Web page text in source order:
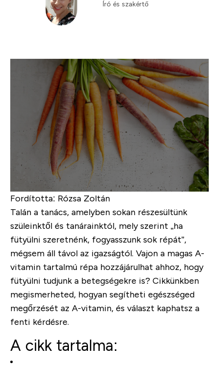
Író és szakértő
Fordította: Rózsa Zoltán
Talán a tanács, amelyben sokan részesültünk
szüleinktől és tanárainktól, mely szerint „ha
fütyülni szeretnénk, fogyasszunk sok répát”,
mégsem áll távol az igazságtól. Vajon a magas A-
vitamin tartalmú répa hozzájárulhat ahhoz, hogy
fütyülni tudjunk a betegségekre is? Cikkünkben
megismerheted, hogyan segítheti egészséged
megőrzését az A-vitamin, és választ kaphatsz a
fenti kérdésre.
A cikk tartalma: